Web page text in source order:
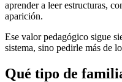
aprender a leer estructuras,
aparición.
Ese valor pedagógico sigue
sistema, sino pedirle más de
Qué tipo de